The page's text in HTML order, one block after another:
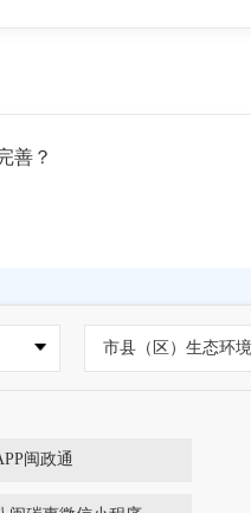
善？
建筑施工噪声污染防治、
量的；家庭室内发出严重
市县（区）生态环
闽政通